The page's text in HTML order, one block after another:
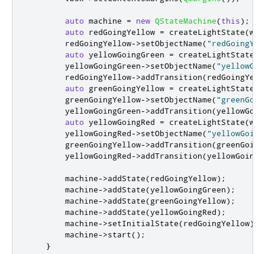
auto machine = new QStateMachine(this);
auto redGoingYellow = createLightState(
        redGoingYellow
->setObjectName(
auto yellowGoingGreen = createLightState
        yellowGoingGreen
->setObjectName(
        redGoingYellow
->addTransition(
auto greenGoingYellow = createLightState
        greenGoingYellow
->setObjectName(
        yellowGoingGreen
->addTransition(
auto yellowGoingRed = createLightState(
        yellowGoingRed
->setObjectName(
        greenGoingYellow
->addTransition(
        yellowGoingRed
->addTransition(
        machine
->addState(redGoingYellow);
        machine
->addState(yellowGoingGreen);
        machine
->addState(greenGoingYellow);
        machine
->addState(yellowGoingRed);
        machine
->setInitialState(redGoingYellow);
        machine
->start();
}